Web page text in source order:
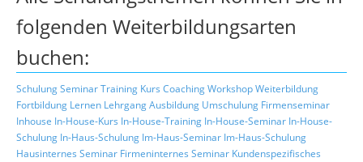
folgenden Weiterbildungsarten
buchen:
SchulungSeminarTraining Kurs CoachingWorkshopWeiterbildung
Fortbildung Lernen LehrgangAusbildung Umschulung Firmenseminar
Inhouse In-House-Kurs In-House-Training In-House-Seminar In-House-
Schulung In-Haus-Schulung Im-Haus-Seminar Im-Haus-Schulung
Hausinternes Seminar Firmeninternes Seminar Kundenspezifisches